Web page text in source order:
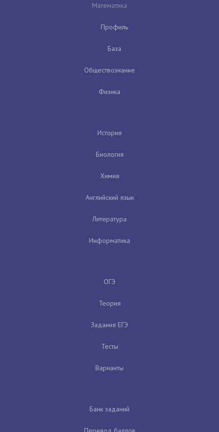
Математика
Профиль
База
Обществознание
Физика
История
Биология
Химия
Английский язык
Литература
Информатика
ОГЭ
Теория
Задания ЕГЭ
Тесты
Варианты
Банк заданий